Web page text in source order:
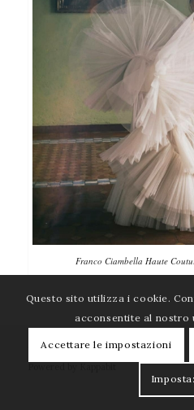
Franco Ciambella Haute
© Copyright 2020 by EcceMusica |
Questo sito utilizza i cookie.
acconsentite al nostro
Accettare le impostazioni